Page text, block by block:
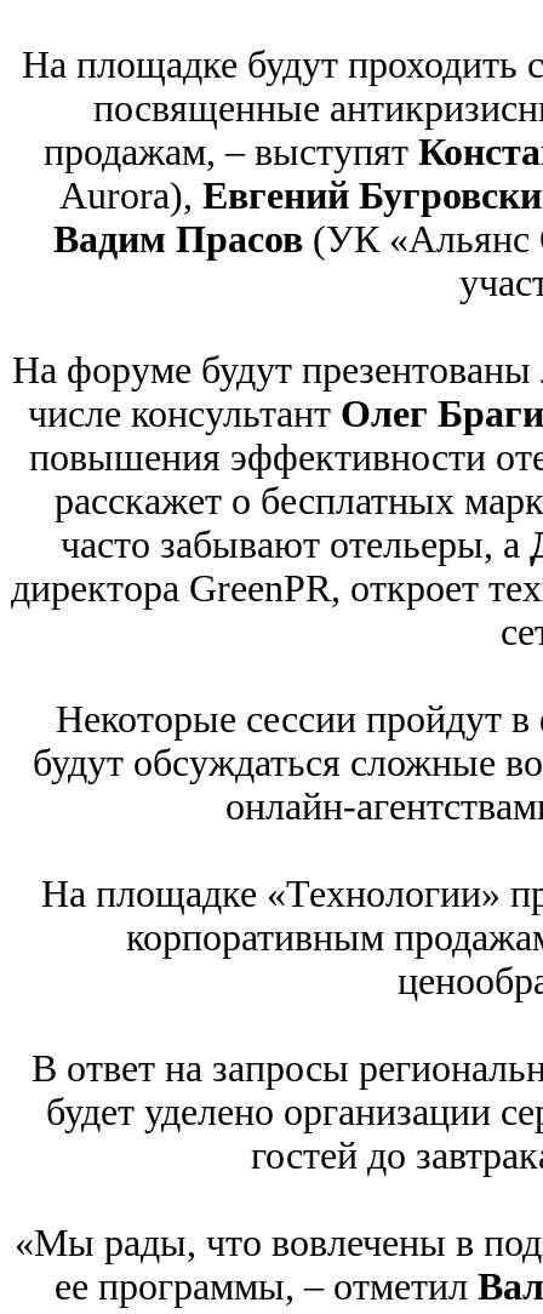
На площадке будут проходить
посвященные
продажам, – выступят
Aurora), Евгений
Вадим Прасов(УК «Альянс
На форуме будут
числе консультант Олег
повышения эффективности
расскажет о бесплатных
часто забывают отельеры, а
директора GreenPR, откроет
Некоторые сессии пройдут
будут обсуждаться сложные
онлайн-
На площадке «Технологии»
корпоративным
В ответ на запросы
будет уделено организации
гостей до
«Мы рады, что вовлечены в
ее программы, – отметил